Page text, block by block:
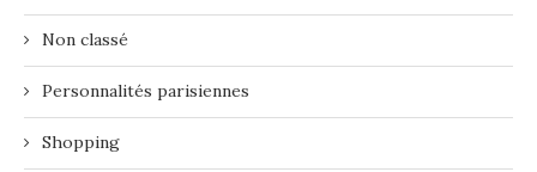
Non classé
Personnalités parisiennes
Shopping